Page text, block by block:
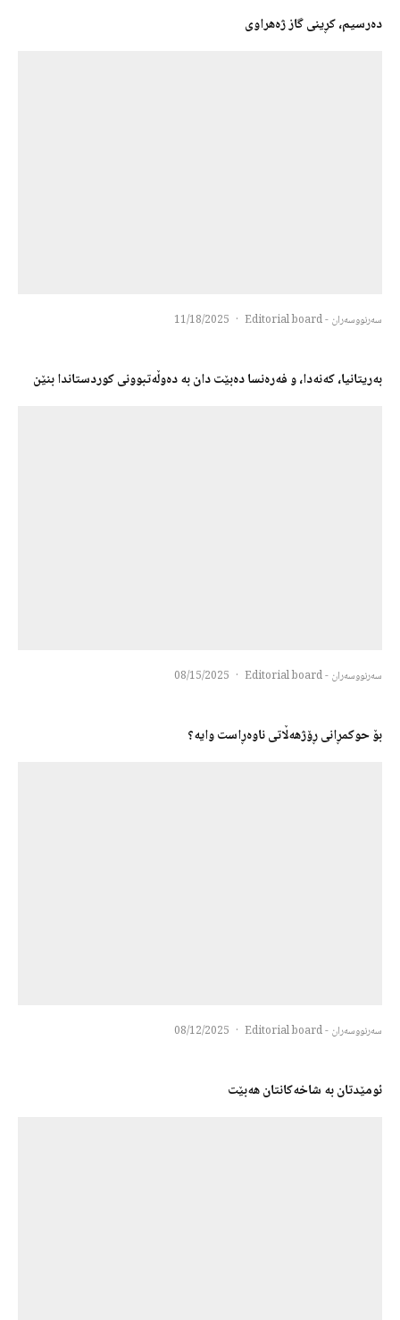
دەرسیم، کڕینی گاز ژەهراوی
سەرنووسەران - Editorial board ·
11/18/2025
بەریتانیا، کەنەدا، و فەرەنسا دەبێت دان بە دەوڵەتبوونی کوردستاندا بنێن
سەرنووسەران - Editorial board ·
08/15/2025
بۆ حوكمڕانی ڕۆژهەڵاتی ناوەڕاست وایه؟
سەرنووسەران - Editorial board ·
08/12/2025
ئومێدتان بە شاخەكانتان هەبێت